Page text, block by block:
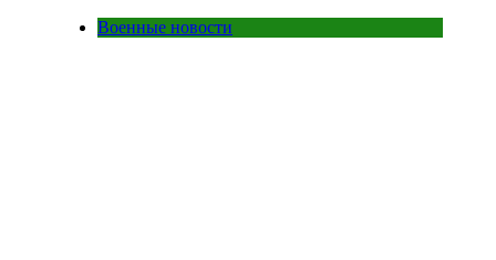
Военные новости